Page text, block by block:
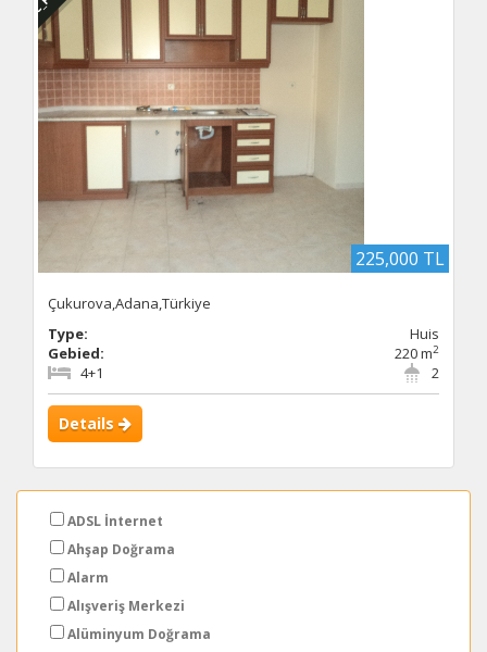
225,000 TL
Çukurova,Adana,Türkiye
Type:
Huis
Gebied:
220 m2
2
4+1
Details
ADSL İnternet
Ahşap Doğrama
Alarm
Alışveriş Merkezi
Alüminyum Doğrama